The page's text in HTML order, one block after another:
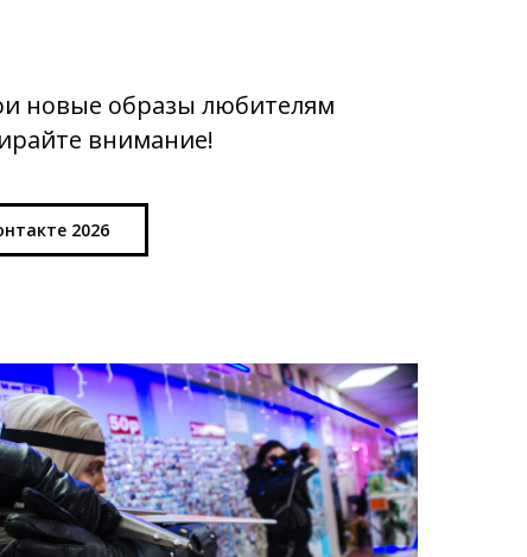
новые образы любителям
внимание!
2026